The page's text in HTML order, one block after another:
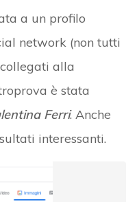
a un profilo
network (non tutti
alla
è stata
Ferri. Anche
interessanti.